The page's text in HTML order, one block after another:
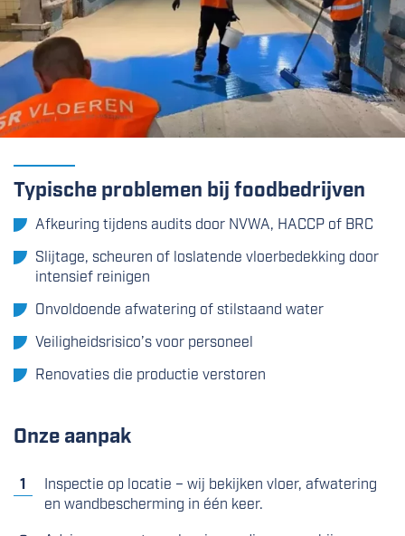
Typische problemen bij foodbedrijven
Afkeuring tijdens audits door NVWA, HACCP of BRC
Slijtage, scheuren of loslatende vloerbedekking door
intensief reinigen
Onvoldoende afwatering of stilstaand water
Veiligheidsrisico’s voor personeel
Renovaties die productie verstoren
Onze aanpak
Inspectie op locatie – wij bekijken vloer, afwatering
en wandbescherming in één keer.